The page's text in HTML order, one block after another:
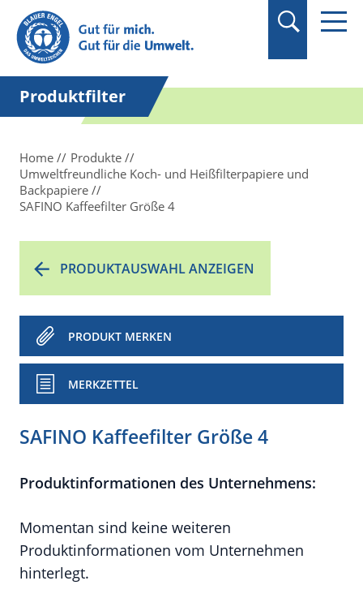
Suchbegriff in
Anführungszeichen
setzen.
Produktfilter
Home
Produkte
Umweltfreundliche Koch- und Heißfilterpapiere und
Backpapiere
SAFINO Kaffeefilter Größe 4
PRODUKTAUSWAHL ANZEIGEN
PRODUKT MERKEN
MERKZETTEL
SAFINO Kaffeefilter Größe 4
Produktinformationen des Unternehmens:
Momentan sind keine weiteren
Produktinformationen vom Unternehmen
hinterlegt.